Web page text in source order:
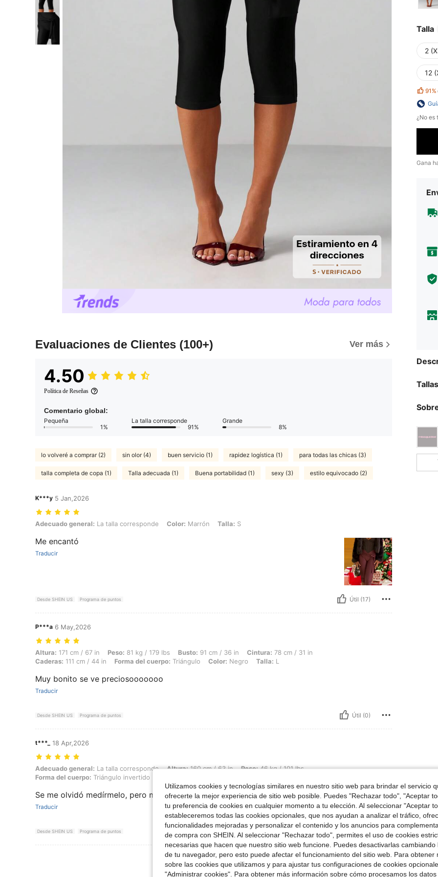
Evaluaciones de Clientes (100+) Ver más
4.50
Política de Reseñas
Comentario global:
Pequeña
1%
La talla corresponde
91%
Grande
8%
lo volveré a comprar (2) sin olor (4) buen servicio (1) rapidez logística (1) para todas las chicas (3)
talla completa de copa (1) Talla adecuada (1) Buena portabilidad (1) sexy (3) estilo equivocado (2)
K***y 5 Jan,2026
Adecuado general: La talla corresponde, Color: Marrón, Talla: S
Adecuado general: La talla corresponde Color: Marrón Talla: S
Me encantó
Traducir
Desde SHEIN US Programa de puntos Útil (17)
P***a 6 May,2026
Altura: 171 cm / 67 in, Peso: 81 kg / 179 lbs, Busto: 91 cm / 36 in, Cintura: 78 cm / 31 in, Caderas: 111 cm / 44 in, Forma del cuerpo: Triángulo, Color:
Altura: 171 cm / 67 in Peso: 81 kg / 179 lbs Busto: 91 cm / 36 in Cintura: 78 cm / 31 in
Caderas: 111 cm / 44 in Forma del cuerpo: Triángulo Color: Negro Talla: L
Muy bonito se ve preciosooooooo
Traducir
Desde SHEIN US Programa de puntos Útil (0)
t***_ 18 Apr,2026
Adecuado general: La talla corresponde, Altura: 160 cm / 63 in, Peso: 46 kg / 101 lbs, Forma del cuerpo: Triángulo invertido, Color: Negro, Talla: M
Adecuado general: La talla corresponde Altura:160 cm / 63 in Peso:46 kg / 101 lbs
Forma del cuerpo: Triángulo invertido
Se me olvidó medírmelo, pero me gusta el material
Traducir
Desde SHEIN US Programa de puntos Útil (0)
Ver Más Reseñas
Talla
2
12
91%
¿No es
Gana
Utilizamos cookies y tecnologías similares en nuestro sitio web para brindar el servicio
ofrecerte la mejor experiencia de sitio web posible. Puedes "Rechazar todo", "Aceptar
tu preferencia de cookies en cualquier momento a tu elección. Al seleccionar "Aceptar
estableceremos todas las cookies opcionales, que nos ayudan a analizar el tráfico,
funcionalidades mejoradas y personalizar el contenido y los anuncios para
de compra con SHEIN. Al seleccionar "Rechazar todo", permites el uso de cookies
necesarias que hacen que nuestro sitio web funcione. Puedes desactivarlas cambiando
de tu navegador, pero esto puede afectar el funcionamiento del sitio web. Para obtener
sobre las cookies que utilizamos y para ajustar tus configuraciones de cookies
"Administrar cookies". Para obtener más información sobre cómo procesamos los datos